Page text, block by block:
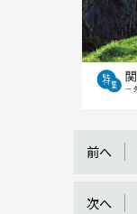
前へ
次へ